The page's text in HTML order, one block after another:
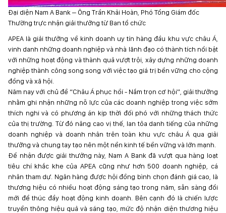
Đại diện Nam A Bank – Ông Trần Khải Hoàn, Phó Tổng Giám đốc
Thường trực nhận giải thưởng từ Ban tổ chức
APEA là giải thưởng về kinh doanh uy tín hàng đầu khu vực châu Á,
vinh danh những doanh nghiệp và nhà lãnh đạo có thành tích nổi bật
với những hoạt động và thành quả vượt trội, xây dựng những doanh
nghiệp thành công song song với việc tạo giá trị bền vững cho cộng
đồng và xã hội.
Năm nay với chủ đề “Châu Á phục hồi - Nắm trọn cơ hội”, giải thưởng
nhằm ghi nhận những nỗ lực của các doanh nghiệp trong việc sớm
thích nghi và có phương án kịp thời đối phó với những thách thức
của thị trường. Từ đó nâng cao vị thế, lan tỏa danh tiếng của những
doanh nghiệp và doanh nhân trên toàn khu vực châu Á qua giải
thưởng và chung tay tạo nên một nền kinh tế bền vững và lớn mạnh.
Để nhận được giải thưởng này, Nam A Bank đã vượt qua hàng loạt
tiêu chí khắc khe của APEA cũng như hơn 500 doanh nghiệp, cá
nhân tham dự. Ngân hàng được hội đồng bình chọn đánh giá cao, là
thương hiệu có nhiều hoạt động sáng tạo trong năm, sẵn sàng đổi
mới để thúc đẩy hoạt động kinh doanh. Bên cạnh đó là chiến lược
truyền thông hiệu quả và sáng tạo, mức độ nhận diện thương hiệu